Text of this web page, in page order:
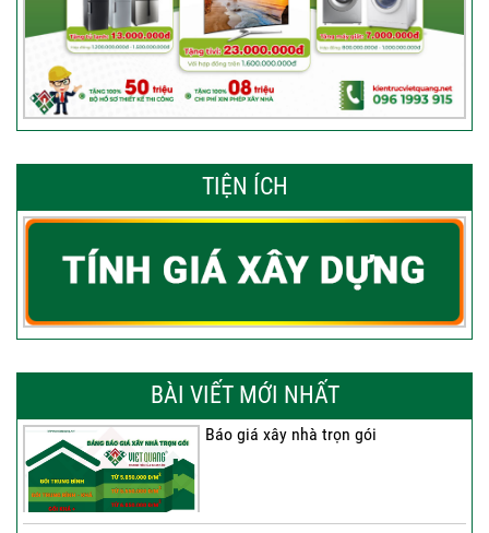
TIỆN ÍCH
BÀI VIẾT MỚI NHẤT
Báo giá xây nhà trọn gói